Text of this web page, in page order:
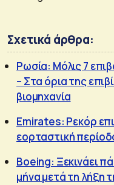
Σχετικά άρθρα:
Ρωσία: Μόλις 7
– Στα όρια της
βιομηχανία
Emirates: Ρεκόρ
εορταστική
Boeing: Ξεκινάει
μήνα μετά τη λήξη